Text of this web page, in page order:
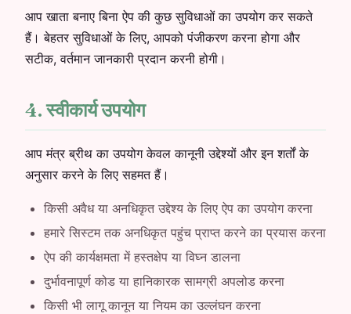
आप खाता बनाए बिना ऐप की कुछ सुविधाओं का उपयोग कर सकते
हैं। बेहतर सुविधाओं के लिए, आपको पंजीकरण करना होगा और
सटीक, वर्तमान जानकारी प्रदान करनी होगी।
4. स्वीकार्य उपयोग
आप मंत्र ब्रीथ का उपयोग केवल कानूनी उद्देश्यों और इन शर्तों के
अनुसार करने के लिए सहमत हैं।
किसी अवैध या अनधिकृत उद्देश्य के लिए ऐप का उपयोग करना
हमारे सिस्टम तक अनधिकृत पहुंच प्राप्त करने का प्रयास करना
ऐप की कार्यक्षमता में हस्तक्षेप या विघ्न डालना
दुर्भावनापूर्ण कोड या हानिकारक सामग्री अपलोड करना
किसी भी लागू कानून या नियम का उल्लंघन करना